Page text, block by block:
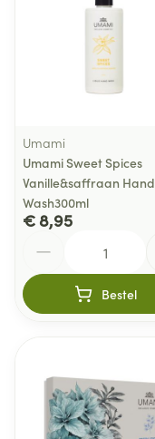
Umami
Umami Sweet Spices
Vanille&saffraan Hand
Wash300ml
€ 8,95
Bestel